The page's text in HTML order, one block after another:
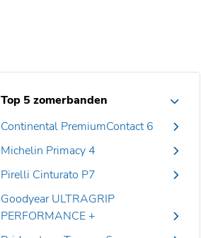
Top 5 zomerbanden
Continental PremiumContact 6
Michelin Primacy 4
Pirelli Cinturato P7
Goodyear ULTRAGRIP
PERFORMANCE +